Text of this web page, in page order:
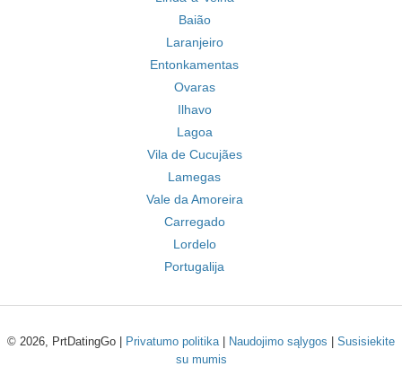
Baião
Laranjeiro
Entonkamentas
Ovaras
Ilhavo
Lagoa
Vila de Cucujães
Lamegas
Vale da Amoreira
Carregado
Lordelo
Portugalija
© 2026, PrtDatingGo | Privatumo politika| Naudojimo sąlygos
Susisiekite
su mumis